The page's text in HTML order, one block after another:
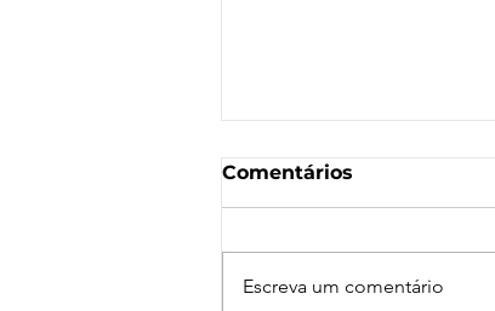
Comentários
Escreva um comentário